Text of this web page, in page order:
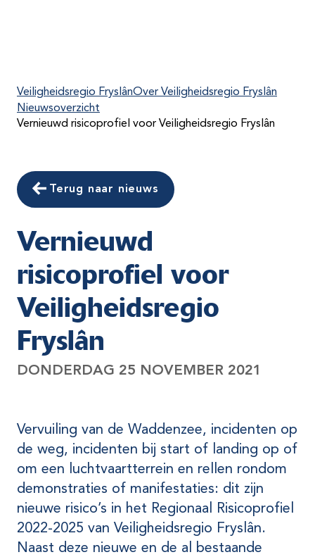
Veiligheidsregio FryslânOver Veiligheidsregio Fryslân
Nieuwsoverzicht
Vernieuwd risicoprofiel voor Veiligheidsregio Fryslân
Terug naar nieuws
Vernieuwd
risicoprofiel voor
Veiligheidsregio
Fryslân
DONDERDAG 25 NOVEMBER 2021
Vervuiling van de Waddenzee, incidenten op
de weg, incidenten bij start of landing op of
om een luchtvaartterrein en rellen rondom
demonstraties of manifestaties: dit zijn
nieuwe risico’s in het Regionaal Risicoprofiel
2022-2025 van Veiligheidsregio Fryslân.
Naast deze nieuwe en de al bestaande